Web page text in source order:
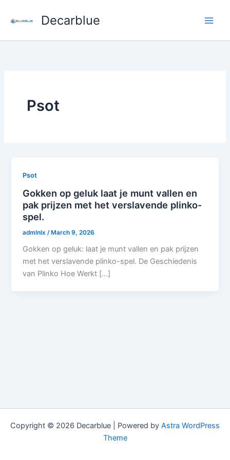
Decarblue
Psot
Psot
Gokken op geluk laat je munt vallen en
pak prijzen met het verslavende plinko-
spel.
admlnlx /March 9, 2026
Gokken op geluk: laat je munt vallen en pak prijzen
met het verslavende plinko-spel. De Geschiedenis
van Plinko Hoe Werkt […]
Copyright © 2026 Decarblue | Powered by Astra WordPress
Theme